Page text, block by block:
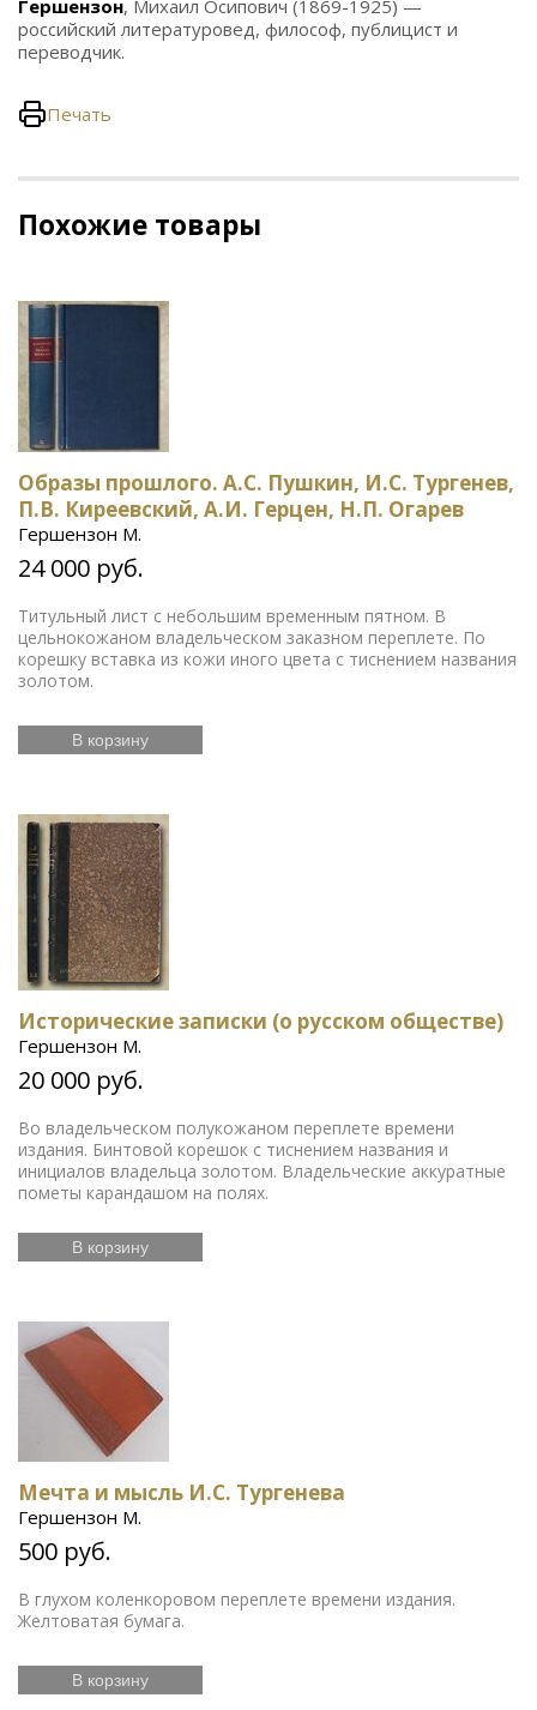
Гершензон, Михаил Осипович (1869-1925) —
российский литературовед, философ, публицист и
переводчик.
Печать
Похожие товары
Образы прошлого. А.С. Пушкин, И.С. Тургенев,
П.В. Киреевский, А.И. Герцен, Н.П. Огарев
Гершензон М.
24 000 руб.
Титульный лист с небольшим временным пятном. В
цельнокожаном владельческом заказном переплете. По
корешку вставка из кожи иного цвета с тиснением названия
золотом.
В корзину
Исторические записки (о русском обществе)
Гершензон М.
20 000 руб.
Во владельческом полукожаном переплете времени
издания. Бинтовой корешок с тиснением названия и
инициалов владельца золотом. Владельческие аккуратные
пометы карандашом на полях.
В корзину
Мечта и мысль И.С. Тургенева
Гершензон М.
500 руб.
В глухом коленкоровом переплете времени издания.
Желтоватая бумага.
В корзину